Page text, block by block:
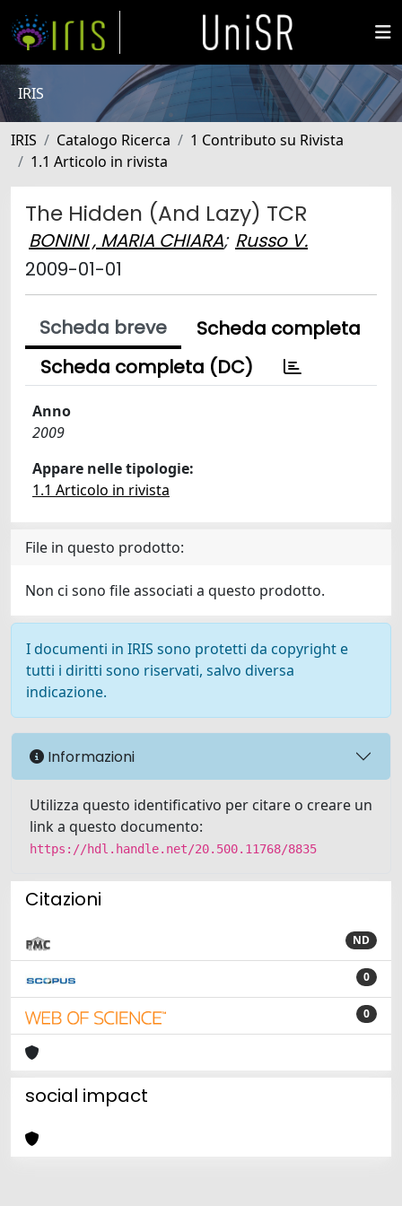
IRIS
IRIS Catalogo Ricerca
1 Contributo su Rivista
1.1 Articolo in rivista
The Hidden (And Lazy) TCR
BONINI , MARIA CHIARA; Russo V.
2009-01-01
Scheda breve
Scheda completa
Scheda completa (DC)
Anno
2009
Appare nelle tipologie:
1.1 Articolo in rivista
File in questo prodotto:
Non ci sono file associati a questo prodotto.
I documenti in IRIS sono protetti da copyright e
tutti i diritti sono riservati, salvo diversa
indicazione.
Informazioni
Utilizza questo identificativo per citare o creare un
link a questo documento:
https://hdl.handle.net/20.500.11768/8835
Citazioni
ND
0
0
social impact